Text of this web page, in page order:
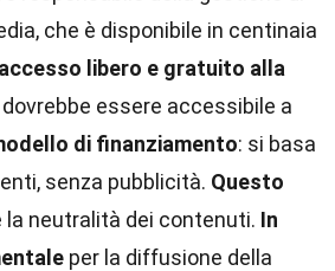
che è disponibile in centinaia
libero e gratuito alla
dovrebbe essere accessibile a
di finanziamento: si basa
senza pubblicità. Questo
la neutralità dei contenuti. In
per la diffusione della